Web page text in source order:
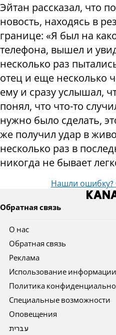
Эйтан рассказал, что
новость, находясь в
границе: «Я был на
телефона, вышел и
несколько раз
отец и еще несколько
ему и сразу услышал,
понял, что что-то
нужно было сделать,
же получил удар в
несколько раз в
никогда не бывает
Нашли
Обратная связь
О нас
Обратная связь
Реклама
Использование информации
Политика
Специальные возможности
Оповещения
עברית